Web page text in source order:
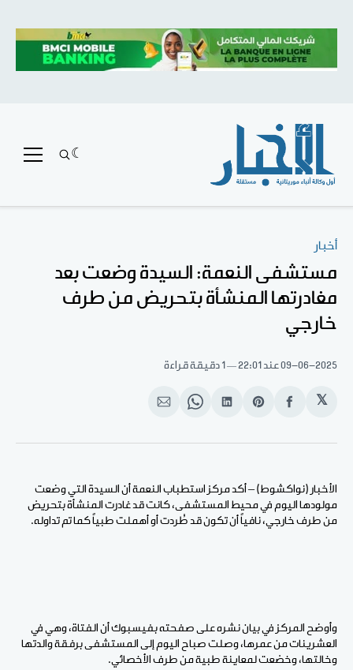
أخبار
مستشفى النعمة: السيدة وضعت بعد
مغادرتها المنشأة بتحريض من طرف
خارجي
09-06-2025عند 22:01 1 دقيقة قراءة
𝕏
انشر
الفيسبوك
Share
Pinterest
انشر
لينكد
Share
WhatsApp
انشر
الإيميل
الأخبار (نواكشوط) – أكد مركز استطباب النعمة أن السيدة التي وضعت
مولودها اليوم في محيط المستشفى، كانت قد غادرت المنشأة بتحريض
من طرف خارجي، نافياً أن تكون قد طُردت أو أهملت طبياً كما تم تداوله.
وأوضح المركز في بيان نشره على صفحته بفيسبوك أن الفتاة، وهي في
العشرينات من عمرها، وصلت صباح اليوم إلى المستشفى برفقة والدتها
وخالتها، وخضعت لمعاينة طبية من طرف الأخصائي.